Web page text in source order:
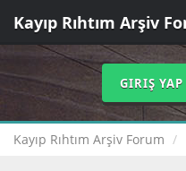
Kayıp Rıhtım Arşiv
GIRIŞ YAP
Kayıp Rıhtım Arşiv Forum